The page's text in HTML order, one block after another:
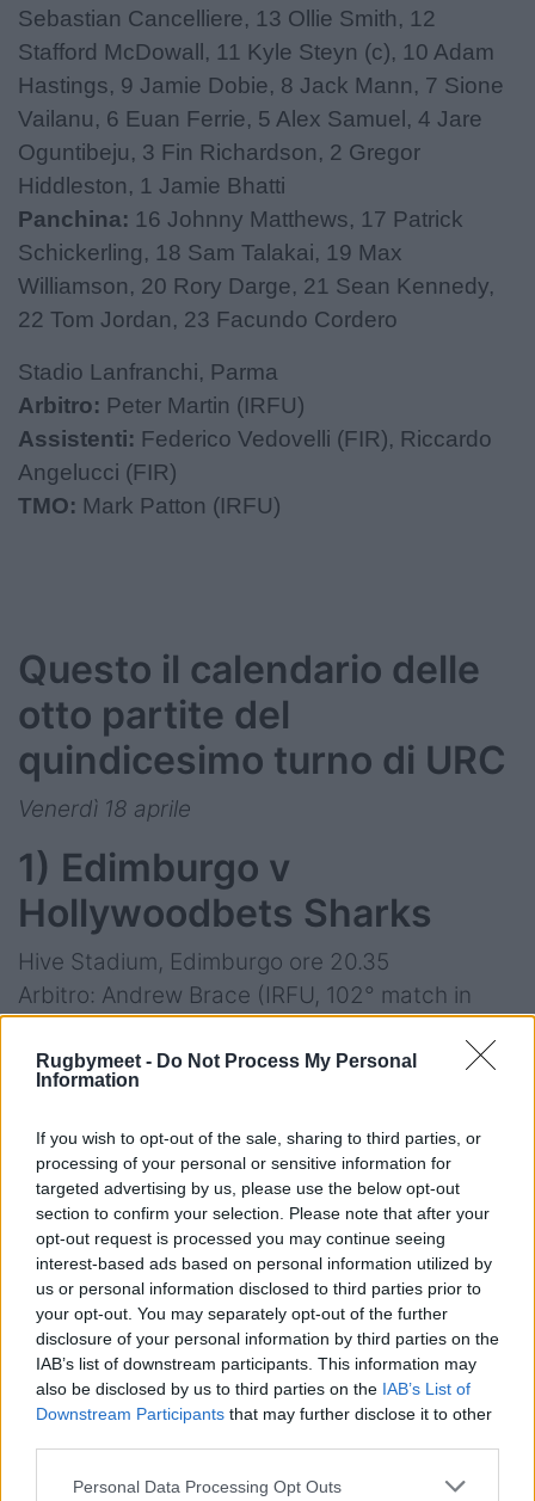
Rugbymeet - Do Not Process My Personal
Information
If you wish to opt-out of the sale, sharing to third parties, or
processing of your personal or sensitive information for
targeted advertising by us, please use the below opt-out
section to confirm your selection. Please note that after your
opt-out request is processed you may continue seeing
interest-based ads based on personal information utilized by
us or personal information disclosed to third parties prior to
your opt-out. You may separately opt-out of the further
disclosure of your personal information by third parties on the
IAB’s list of downstream participants. This information may
also be disclosed by us to third parties on the IAB’s List of
Downstream Participants that may further disclose it to other
Personal Data Processing Opt Outs
Sebastian Cancelliere, 13 Ollie Smith, 12
Stafford McDowall, 11 Kyle Steyn (c), 10 Adam
Hastings, 9 Jamie Dobie, 8 Jack Mann, 7 Sione
Vailanu, 6 Euan Ferrie, 5 Alex Samuel, 4 Jare
Oguntibeju, 3 Fin Richardson, 2 Gregor
Hiddleston, 1 Jamie Bhatti
Panchina: 16 Johnny Matthews, 17 Patrick
Schickerling, 18 Sam Talakai, 19 Max
Williamson, 20 Rory Darge, 21 Sean Kennedy,
22 Tom Jordan, 23 Facundo Cordero
Stadio Lanfranchi, Parma
Arbitro: Peter Martin (IRFU)
Assistenti: Federico Vedovelli (FIR), Riccardo
Angelucci (FIR)
TMO: Mark Patton (IRFU)
Questo il calendario delle
otto partite del
quindicesimo turno di URC
Venerdì 18 aprile
1) Edimburgo v
Hollywoodbets Sharks
Hive Stadium, Edimburgo ore 20.35
Arbitro: Andrew Brace (IRFU, 102° match in
AR 1: Mike Adamson (SRU) AR 2: Jonny Perriam
(SRU)
TMO: Brian McNeice (IRFU)
Sabato 19 aprile
2) Emirates Lions v
Benetton
Emirates Airline Park, Johannesburg, ore 13.45
Arbitro: Craig Evans (WRU, 65° match)
AR 1: Griffin Colby (SARU) AR 2: Hanru van